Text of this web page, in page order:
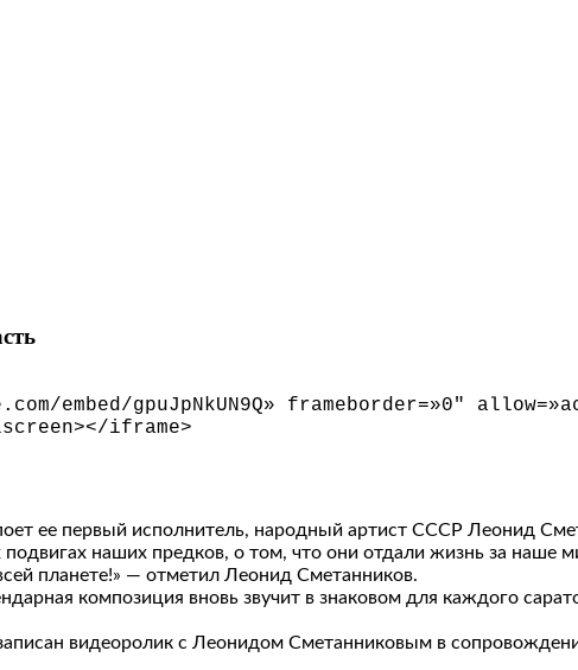
embed/gpuJpNkUN9Q» frameborder=»0″
></iframe>
ее первый исполнитель, народный артист СССР Леонид
наших предков, о том, что они отдали жизнь за наше
планете!» — отметил Леонид Сметанников.
композиция вновь звучит в знаковом для каждого
видеоролик с Леонидом Сметанниковым в